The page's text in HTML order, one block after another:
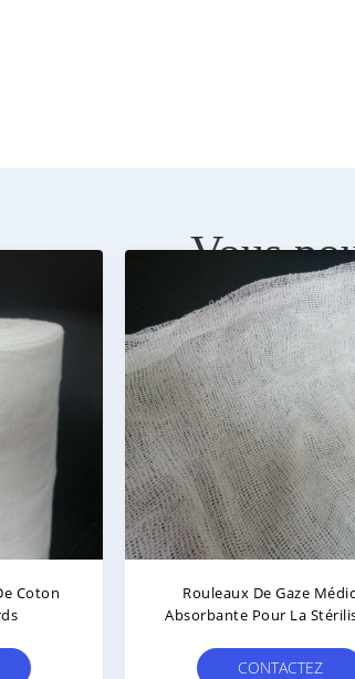
Vous
Coton
Rouleaux De Gaze
Absorbante Pour La
CONTACTEZ